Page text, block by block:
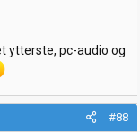
ytterste, pc-audio og
#88